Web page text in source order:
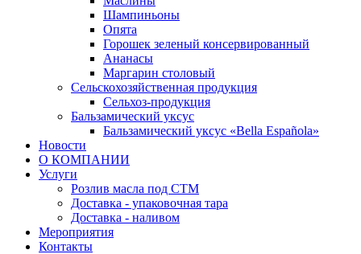
Шампиньоны
Опята
Горошек зеленый консервированный
Ананасы
Маргарин столовый
Сельскохозяйственная продукция
Сельхоз-продукция
Бальзамический уксус
Бальзамический уксус «Bella Española»
Новости
О КОМПАНИИ
Услуги
Розлив масла под СТМ
Доставка - упаковочная тара
Доставка - наливом
Мероприятия
Контакты